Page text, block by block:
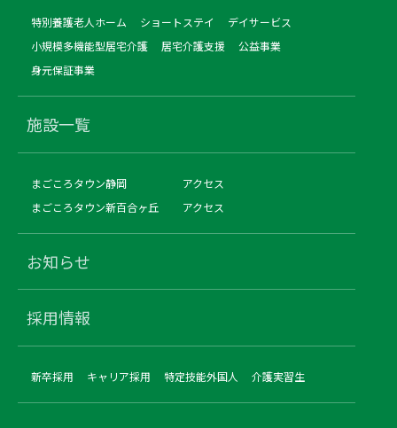
特別養護老人ホーム ショートステイ
デイサービス
小規模多機能型居宅介護
居宅介護支援
公益事業
身元保証事業
施設一覧
まごころタウン静岡
アクセス
まごころタウン新百合ヶ丘
アクセス
お知らせ
採用情報
新卒採用 キャリア採用 特定技能外国人 介護実習生